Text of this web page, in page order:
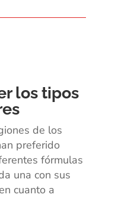
los tipos
de los
preferido
fórmulas
una con sus
cuanto a